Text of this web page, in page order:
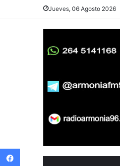
Jueves, 06 Agosto 2026
Facebook